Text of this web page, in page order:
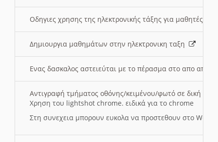
Οδηγιες χρησης της ηλεκτρονικής τάξης για μαθητές
Δημιουργια μαθημάτων στην ηλεκτρονικη ταξη
Ενας δασκαλος αστειεύται με το πέρασμα στο απο
Αντιγραφή τμήματος οθόνης/κειμένου/φωτό σε δική
Χρηση του lightshot chrome. ειδικά για το chrome
Στη συνεχεια μπορουν ευκολα να προστεθουν στο Word